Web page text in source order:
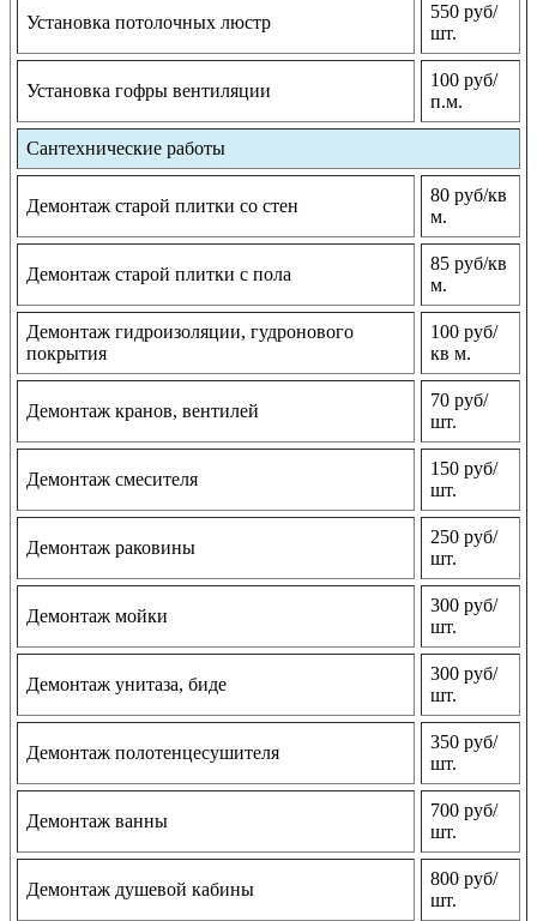
Установка потолочных люстр
550 руб/
шт.
Установка гофры вентиляции
100 руб/
п.м.
Сантехнические работы
Демонтаж старой плитки со стен
80 руб/кв
м.
Демонтаж старой плитки с пола
85 руб/кв
м.
Демонтаж гидроизоляции, гудронового
покрытия
100 руб/
кв м.
Демонтаж кранов, вентилей
70 руб/
шт.
Демонтаж смесителя
150 руб/
шт.
Демонтаж раковины
250 руб/
шт.
Демонтаж мойки
300 руб/
шт.
Демонтаж унитаза, биде
300 руб/
шт.
Демонтаж полотенцесушителя
350 руб/
шт.
Демонтаж ванны
700 руб/
шт.
Демонтаж душевой кабины
800 руб/
шт.